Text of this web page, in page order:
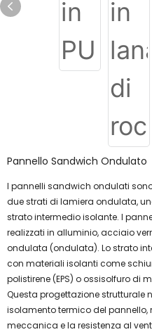
Pannello Sandwich Ondulato
I pannelli sandwich ondulati
due strati di lamiera ondulata,
strato intermedio isolante. I
realizzati in alluminio, acciaio
ondulata (ondulata). Lo strato
con materiali isolanti come
polistirene (EPS) o ossisolfuro di
Questa progettazione strutturale
isolamento termico del
meccanica e la resistenza al